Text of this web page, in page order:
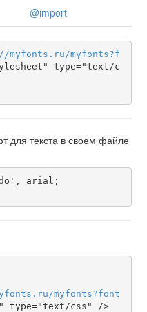
@import
myfonts . ru /myfonts?f
type="text/c
для текста в своем файле
. ru /myfonts?font
type="text/css" />